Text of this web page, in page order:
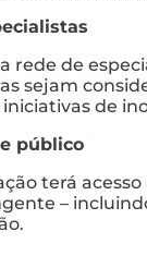
rede de
sejam
de
público
terá
–